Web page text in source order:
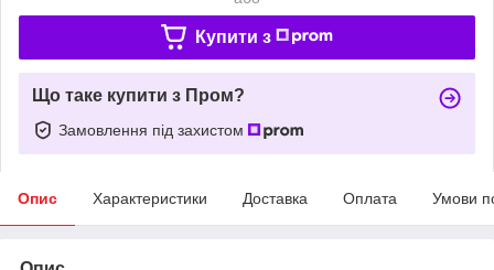
Купити з
Що таке купити з Пром?
Замовлення під захистом
Опис Характеристики Доставка Оплата Умови